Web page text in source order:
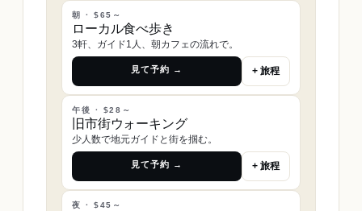
朝 · $65～
ローカル食べ歩き
3軒、ガイド1人、朝カフェの流れで。
見て予約 → + 旅程
午後 · $28～
旧市街ウォーキング
少人数で地元ガイドと街を掴む。
見て予約 → + 旅程
夜 · $45～